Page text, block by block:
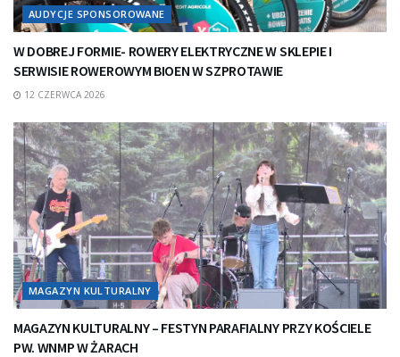
AUDYCJE SPONSOROWANE
W DOBREJ FORMIE- ROWERY ELEKTRYCZNE W SKLEPIE I
SERWISIE ROWEROWYM BIOEN W SZPROTAWIE
12 CZERWCA 2026
MAGAZYN KULTURALNY
MAGAZYN KULTURALNY – FESTYN PARAFIALNY PRZY KOŚCIELE
PW. WNMP W ŻARACH